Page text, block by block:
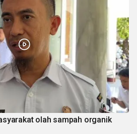
olah sampah organik